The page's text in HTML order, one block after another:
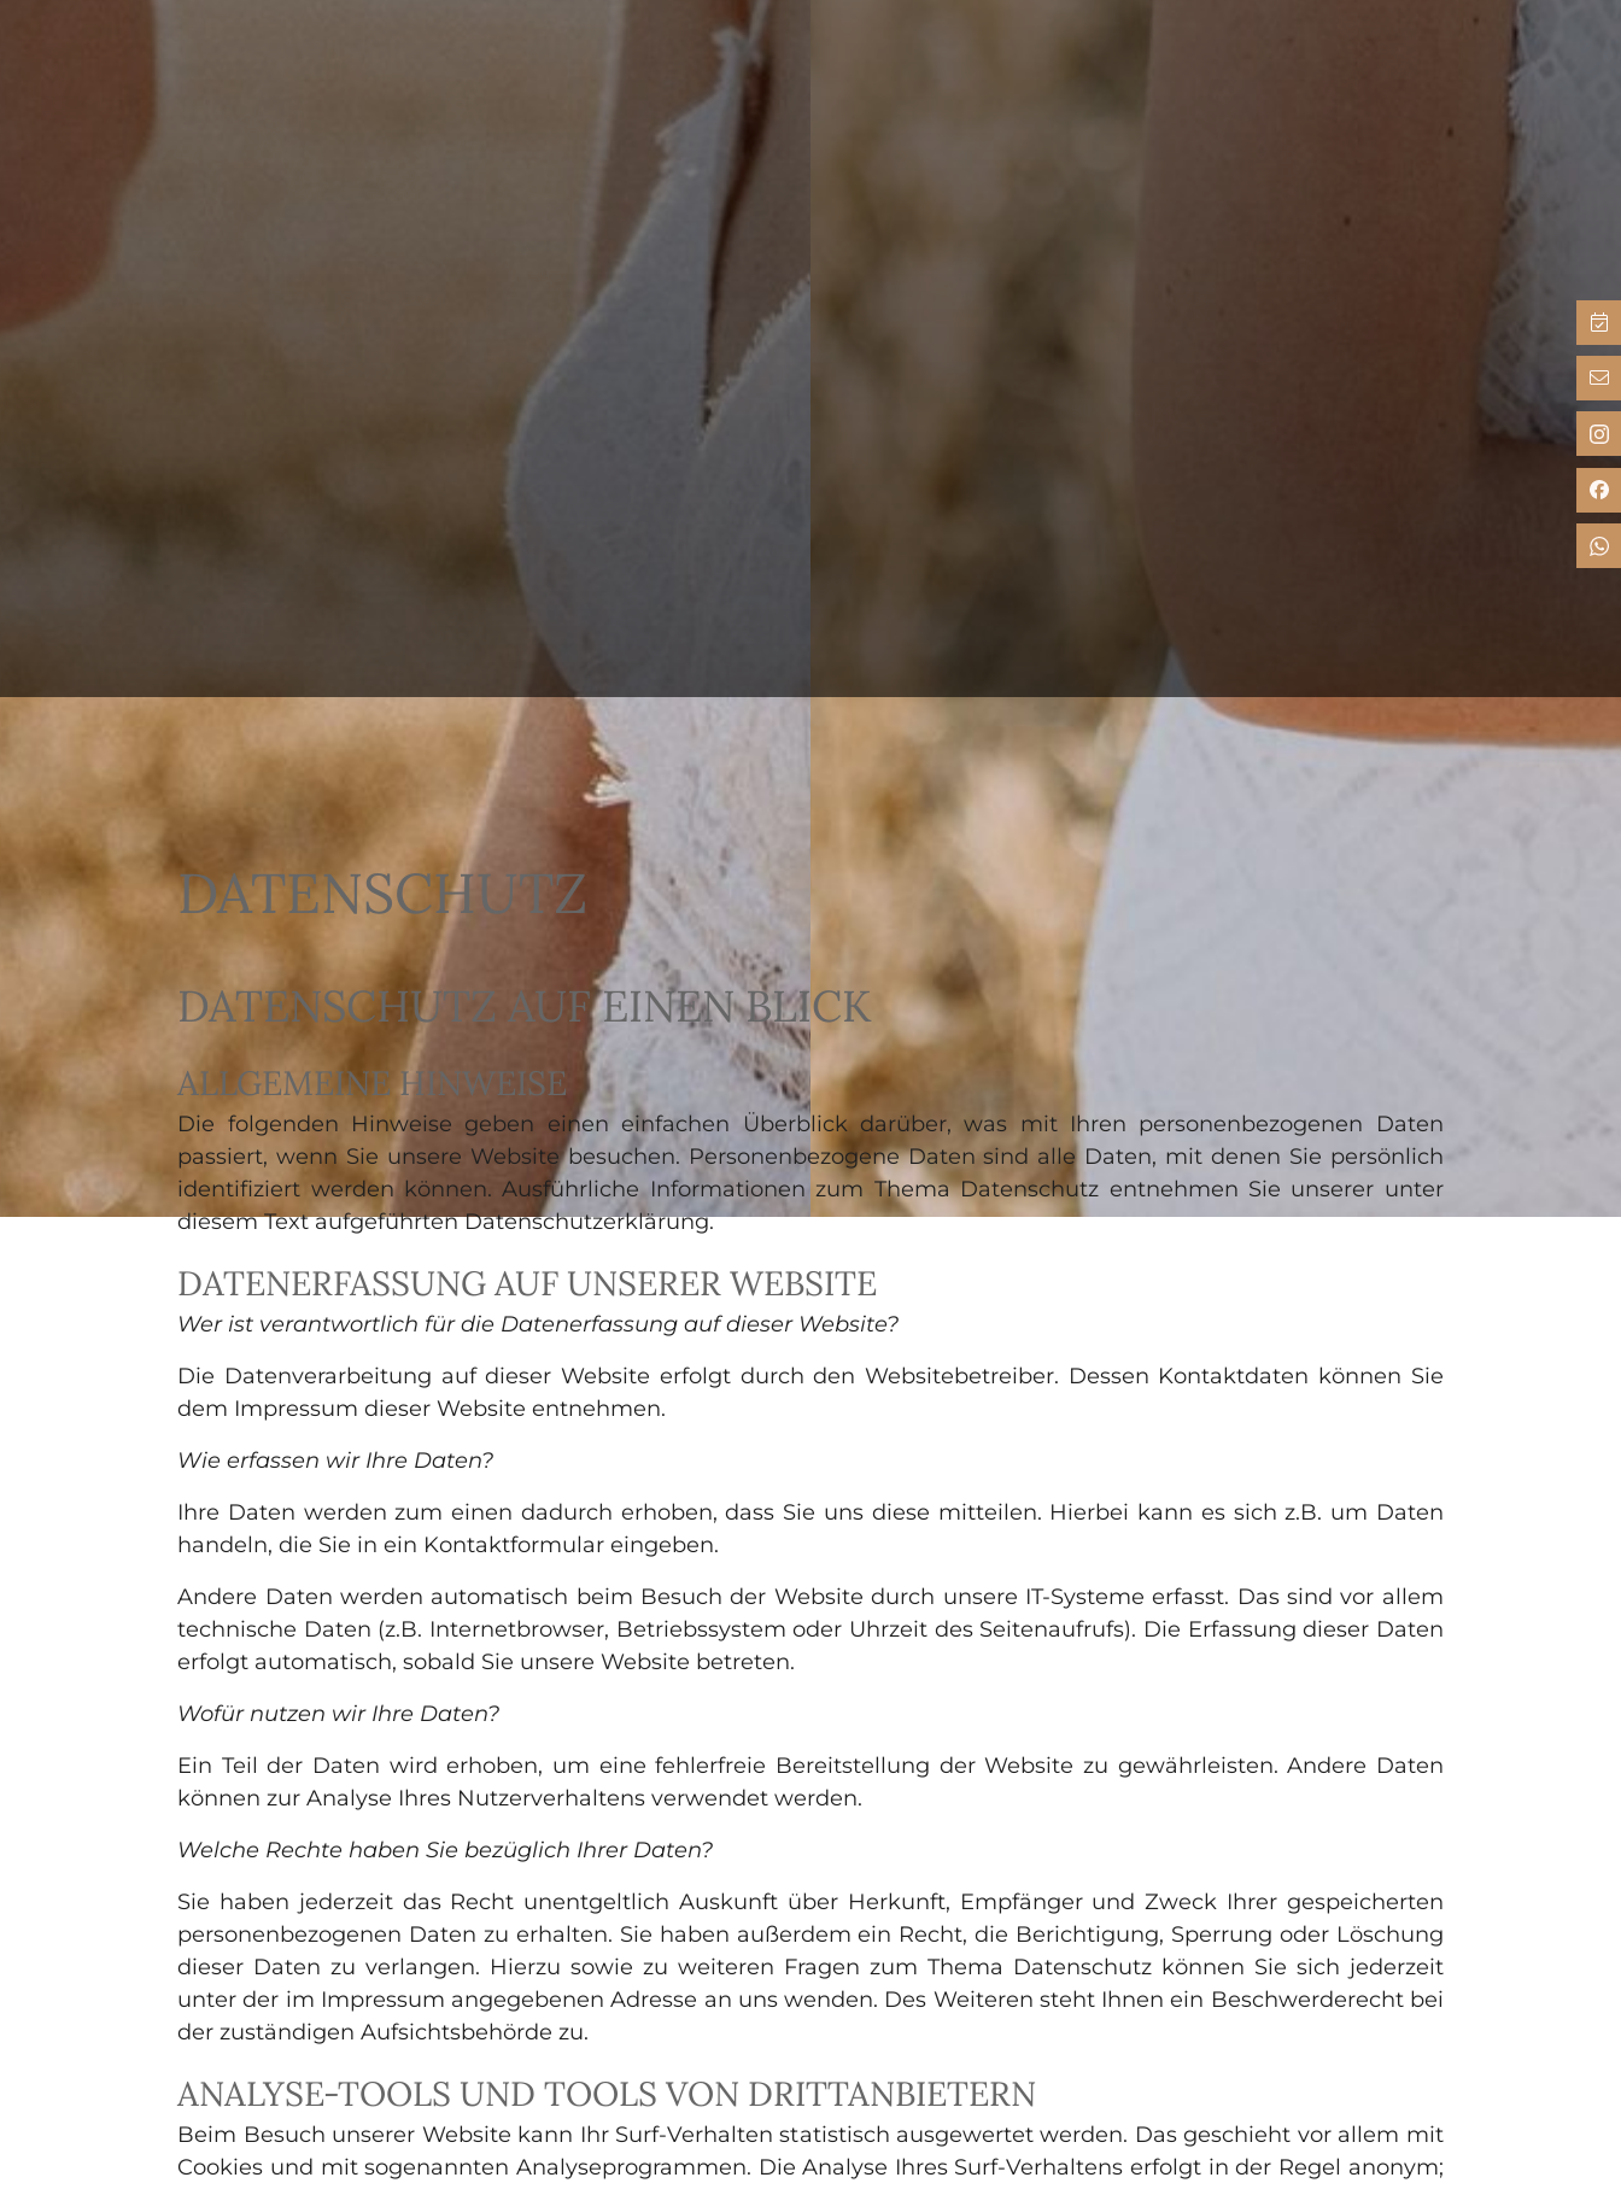
DATENSCHUTZ
DATENSCHUTZ AUF EINEN BLICK
ALLGEMEINE HINWEISE
Die folgenden Hinweise geben einen einfachen Überblick darüber, was mit Ihren personenbezogenen Daten
passiert, wenn Sie unsere Website besuchen. Personenbezogene Daten sind alle Daten, mit denen Sie persönlich
identifiziert werden können. Ausführliche Informationen zum Thema Datenschutz entnehmen Sie unserer unter
diesem Text aufgeführten Datenschutzerklärung.
DATENERFASSUNG AUF UNSERER WEBSITE
Wer ist verantwortlich für die Datenerfassung auf dieser Website?
Die Datenverarbeitung auf dieser Website erfolgt durch den Websitebetreiber. Dessen Kontaktdaten können Sie
dem Impressum dieser Website entnehmen.
Wie erfassen wir Ihre Daten?
Ihre Daten werden zum einen dadurch erhoben, dass Sie uns diese mitteilen. Hierbei kann es sich z.B. um Daten
handeln, die Sie in ein Kontaktformular eingeben.
Andere Daten werden automatisch beim Besuch der Website durch unsere IT-Systeme erfasst. Das sind vor allem
technische Daten (z.B. Internetbrowser, Betriebssystem oder Uhrzeit des Seitenaufrufs). Die Erfassung dieser Daten
erfolgt automatisch, sobald Sie unsere Website betreten.
Wofür nutzen wir Ihre Daten?
Ein Teil der Daten wird erhoben, um eine fehlerfreie Bereitstellung der Website zu gewährleisten. Andere Daten
können zur Analyse Ihres Nutzerverhaltens verwendet werden.
Welche Rechte haben Sie bezüglich Ihrer Daten?
Sie haben jederzeit das Recht unentgeltlich Auskunft über Herkunft, Empfänger und Zweck Ihrer gespeicherten
personenbezogenen Daten zu erhalten. Sie haben außerdem ein Recht, die Berichtigung, Sperrung oder Löschung
dieser Daten zu verlangen. Hierzu sowie zu weiteren Fragen zum Thema Datenschutz können Sie sich jederzeit
unter der im Impressum angegebenen Adresse an uns wenden. Des Weiteren steht Ihnen ein Beschwerderecht bei
der zuständigen Aufsichtsbehörde zu.
ANALYSE-TOOLS UND TOOLS VON DRITTANBIETERN
Beim Besuch unserer Website kann Ihr Surf-Verhalten statistisch ausgewertet werden. Das geschieht vor allem mit
Cookies und mit sogenannten Analyseprogrammen. Die Analyse Ihres Surf-Verhaltens erfolgt in der Regel anonym;